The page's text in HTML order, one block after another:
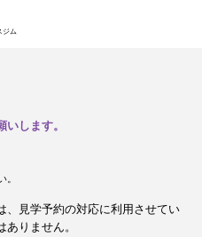
ジム
します。
。
、見学予約の対応に利用させてい
りません。